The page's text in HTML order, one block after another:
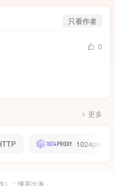
只看作者
0
更多
1024proxy
）： 懂哥出海 ·